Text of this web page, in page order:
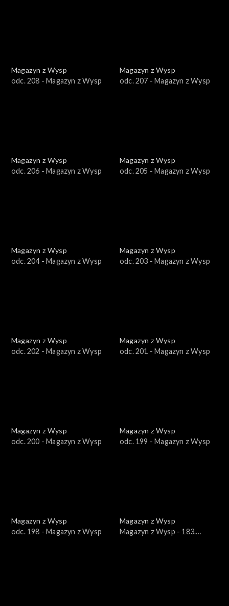
Magazyn z Wysp
odc. 208 - Magazyn z Wysp
Magazyn z Wysp
odc. 207 - Magazyn z Wysp
Magazyn z Wysp
odc. 206 - Magazyn z Wysp
Magazyn z Wysp
odc. 205 - Magazyn z Wysp
Magazyn z Wysp
odc. 204 - Magazyn z Wysp
Magazyn z Wysp
odc. 203 - Magazyn z Wysp
Magazyn z Wysp
odc. 202 - Magazyn z Wysp
Magazyn z Wysp
odc. 201 - Magazyn z Wysp
Magazyn z Wysp
odc. 200 - Magazyn z Wysp
Magazyn z Wysp
odc. 199 - Magazyn z Wysp
Magazyn z Wysp
odc. 198 - Magazyn z Wysp
Magazyn z Wysp
Magazyn z Wysp - 183.